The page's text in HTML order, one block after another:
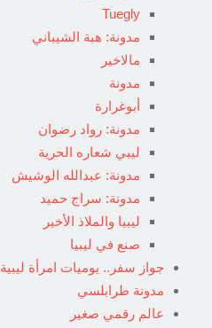
Tuegly
مدونة: هبة الشيباني
مالاخير
مدونة
أبوغرارة
مدونة: رواد رضوان
ليبي شعاره الحرية
مدونة: عبدالله الوشيش
مدونة: سراج حميد
ليبيا والملاذ الأخير
صنع في ليبيا
جواز سفر.. يوميات امرأة ليبية
مدونة طرابلسي
عالم رقمي صغير